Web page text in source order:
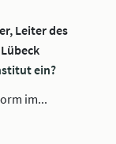
Leiter des
ein?
im...